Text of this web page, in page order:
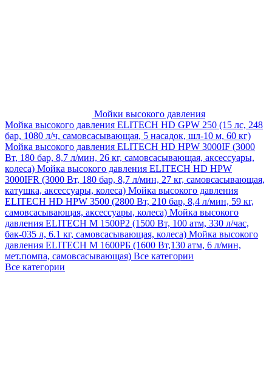
Мойки высокого давления
Мойка высокого давления ELITECH HD GPW 250 (15 лс, 248
бар, 1080 л/ч, самовсасывающая, 5 насадок, шл-10 м, 60 кг)
Мойка высокого давления ELITECH HD HPW 3000IF (3000
Вт, 180 бар, 8,7 л/мин, 26 кг, самовсасывающая, аксессуары,
колеса) Мойка высокого давления ELITECH HD HPW
3000IFR (3000 Вт, 180 бар, 8,7 л/мин, 27 кг, самовсасывающая,
катушка, аксессуары, колеса) Мойка высокого давления
ELITECH HD HPW 3500 (2800 Вт, 210 бар, 8,4 л/мин, 59 кг,
самовсасывающая, аксессуары, колеса) Мойка высокого
давления ELITECH M 1500P2 (1500 Вт, 100 атм, 330 л/час,
бак-035 л, 6.1 кг, самовсасывающая, колеса) Мойка высокого
давления ELITECH М 1600РБ (1600 Вт,130 атм, 6 л/мин,
мет.помпа, самовсасывающая) Все категории
Все категории